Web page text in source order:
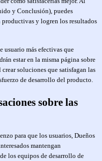
y Conclusión), puedes
productivas y logren los resultados
usuario más efectivas que
estar en la misma página sobre
soluciones que satisfagan las
de desarrollo del producto.
sobre las
para que los usuarios, Dueños
mantengan
los equipos de desarrollo de